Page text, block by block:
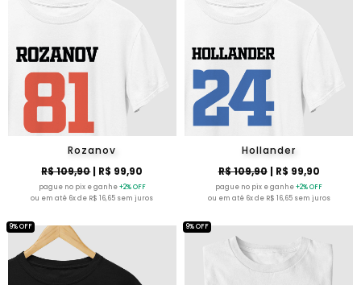
Rozanov
R$ 109,90| R$ 99,90
pague no pix e ganhe+2% OFF
ou em até 6x de R$ 16,65 sem juros
Hollander
R$ 109,90| R$ 99,90
pague no pix e ganhe+2% OFF
ou em até 6x de R$ 16,65 sem juros
9% OFF 9% OFF